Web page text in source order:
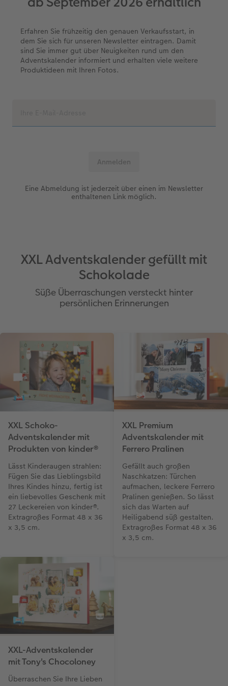
Neuheiten
Neuheiten
Extras
Extras
CEWE myPhotos
Neuheiten
Neuheiten
Neuheiten
Erfahren Sie frühzeitig den genauen Verkaufsstart, in
dem Sie sich für unseren Newsletter eintragen. Damit
sind Sie immer gut über Neuigkeiten rund um den
Adventskalender informiert und erhalten viele weitere
Produktideen mit Ihren Fotos.
Eine Abmeldung ist jederzeit über einen im Newsletter
enthaltenen Link möglich.
XXL Adventskalender gefüllt mit
Schokolade
Süße Überraschungen versteckt hinter
persönlichen Erinnerungen
XXL Schoko-
Adventskalender mit
Produkten von kinder®
Lässt Kinderaugen strahlen:
Fügen Sie das Lieblingsbild
Ihres Kindes hinzu, fertig ist
ein liebevolles Geschenk mit
27 Leckereien von kinder®.
Extragroßes Format 48 x 36
x 3,5 cm.
XXL Premium
Adventskalender mit
Ferrero Pralinen
Gefällt auch großen
Naschkatzen: Türchen
aufmachen, leckere Ferrero
Pralinen genießen. So lässt
sich das Warten auf
Heiligabend süß gestalten.
Extragroßes Format 48 x 36
x 3,5 cm.
XXL-Adventskalender
mit Tony's Chocoloney
Überraschen Sie Ihre Lieben